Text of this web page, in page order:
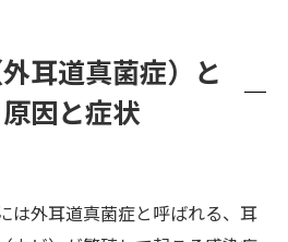
ロにおまかせ！カビバスタ
耳道真菌症）と
因と症状
は外耳道真菌症と呼ばれる、耳